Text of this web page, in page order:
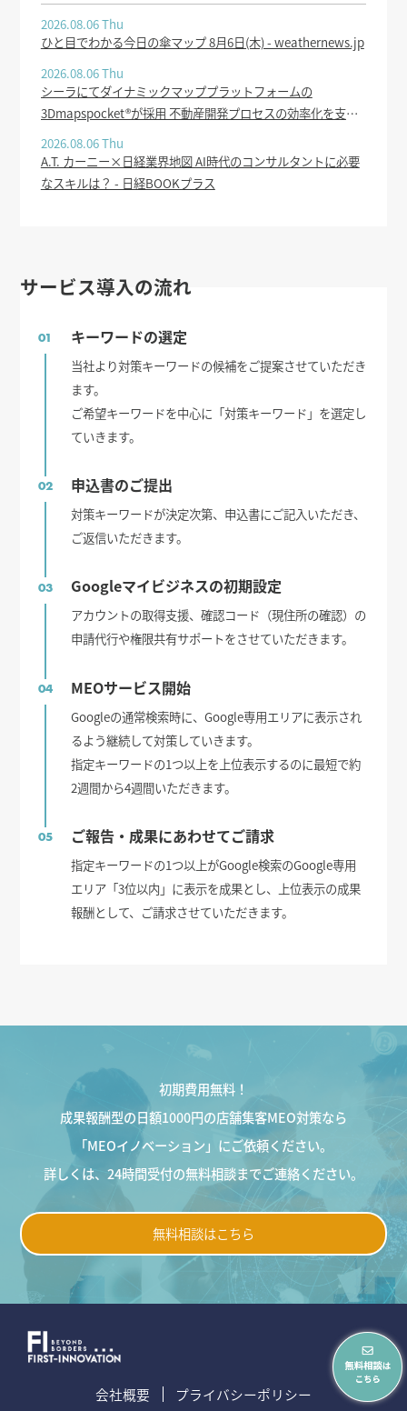
2026.08.06 Thu
ひと目でわかる今日の傘マップ 8月6日(木) - weathernews.jp
2026.08.06 Thu
シーラにてダイナミックマッププラットフォームの
3Dmapspocket®が採用 不動産開発プロセスの効率化を支援 -
2026.08.06 Thu
A.T. カーニー×日経業界地図 AI時代のコンサルタントに必要
なスキルは？ - 日経BOOKプラス
サービス導入の流れ
01 キーワードの選定
当社より対策キーワードの候補をご提案させていただき
ます。
ご希望キーワードを中心に「対策キーワード」を選定し
ていきます。
02 申込書のご提出
対策キーワードが決定次第、申込書にご記入いただき、
ご返信いただきます。
03 Googleマイビジネスの初期設定
アカウントの取得支援、確認コード（現住所の確認）の
申請代行や権限共有サポートをさせていただきます。
04 MEOサービス開始
Googleの通常検索時に、Google専用エリアに表示され
るよう継続して対策していきます。
指定キーワードの1つ以上を上位表示するのに最短で約
2週間から4週間いただきます。
05 ご報告・成果にあわせてご請求
指定キーワードの1つ以上がGoogle検索のGoogle専用
エリア「3位以内」に表示を成果とし、上位表示の成果
報酬として、ご請求させていただきます。
初期費用無料！
成果報酬型の日額1000円の店舗集客MEO対策なら
「MEOイノベーション」にご依頼ください。
詳しくは、24時間受付の無料相談までご連絡ください。
無料相談はこちら
会社概要 プライバシーポリシー